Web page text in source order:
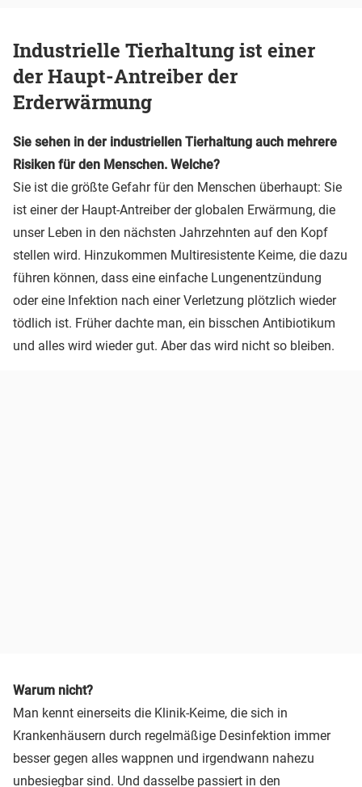
Industrielle Tierhaltung ist einer
der Haupt-Antreiber der
Erderwärmung
Sie sehen in der industriellen Tierhaltung auch mehrere
Risiken für den Menschen. Welche?
Sie ist die größte Gefahr für den Menschen überhaupt: Sie
ist einer der Haupt-Antreiber der globalen Erwärmung, die
unser Leben in den nächsten Jahrzehnten auf den Kopf
stellen wird. Hinzukommen Multiresistente Keime, die dazu
führen können, dass eine einfache Lungenentzündung
oder eine Infektion nach einer Verletzung plötzlich wieder
tödlich ist. Früher dachte man, ein bisschen Antibiotikum
und alles wird wieder gut. Aber das wird nicht so bleiben.
Warum nicht?
Man kennt einerseits die Klinik-Keime, die sich in
Krankenhäusern durch regelmäßige Desinfektion immer
besser gegen alles wappnen und irgendwann nahezu
unbesiegbar sind. Und dasselbe passiert in den